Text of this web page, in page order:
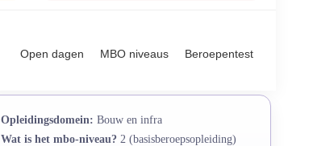
Open dagen MBO niveaus Beroepentest
Opleidingsdomein: Bouw en infra
Wat is het mbo-niveau? 2 (basisberoepsopleiding)